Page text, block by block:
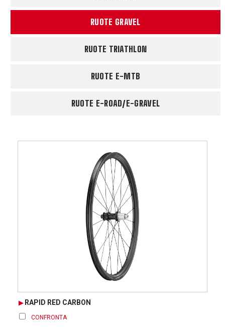
RUOTE GRAVEL
RUOTE TRIATHLON
RUOTE E-MTB
RUOTE E-ROAD/E-GRAVEL
RAPID RED CARBON
CONFRONTA